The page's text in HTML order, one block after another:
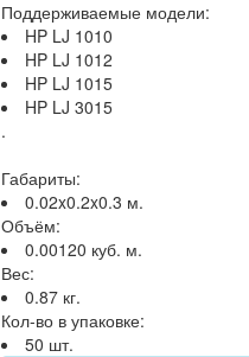
Поддерживаемые модели:
HP LJ 1010
HP LJ 1012
HP LJ 1015
HP LJ 3015
.
Габариты:
0.02x0.2x0.3 м.
Объём:
0.00120 куб. м.
Вес:
0.87 кг.
Кол-во в упаковке:
50 шт.